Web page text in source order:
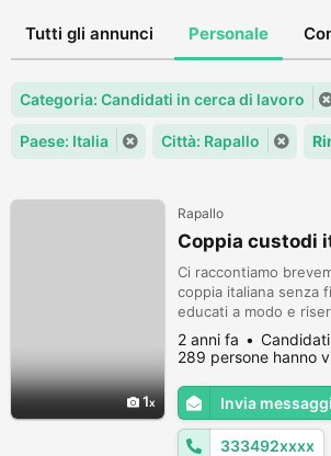
Tutti gli annunci Personale
Categoria: Candidati in cerca di lavoro
Paese: Italia Città: Rapallo
1
Rapallo
Coppia custodi
Ci raccontiamo
coppia italiana senza
educati a modo e
di pulizia domestica e
manutenzioni
spesa e giardinaggio
spostamenti per
quale lavoriamo e le
gli animali
2 anni fa
289 persone hanno
Invia
333492xxxx